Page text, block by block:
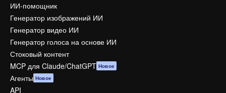
ИИ-помощник
Генератор изображений ИИ
Генератор видео ИИ
Генератор голоса на основе ИИ
Стоковый контент
MCP для Claude/ChatGPT Новое
Агенты Новое
API